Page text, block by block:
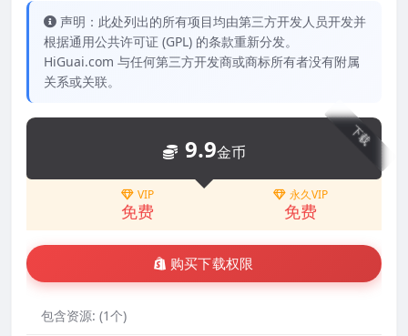
声明：此处列出的所有项目均由第三方开发人员开发并
根据通用公共许可证 (GPL) 的条款重新分发。
HiGuai.com 与任何第三方开发商或商标所有者没有附属
关系或关联。
下载
9.9金币
VIP
免费
永久VIP
免费
购买下载权限
包含资源: (1个)